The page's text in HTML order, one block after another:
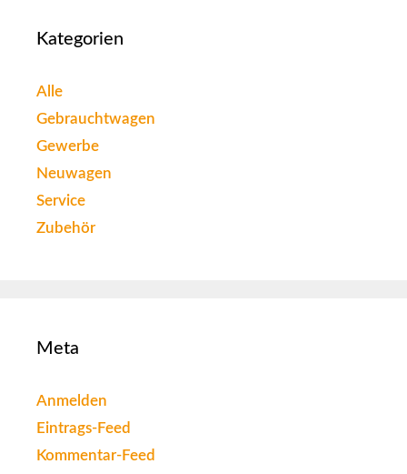
Kategorien
Alle
Gebrauchtwagen
Gewerbe
Neuwagen
Service
Zubehör
Meta
Anmelden
Eintrags-Feed
Kommentar-Feed